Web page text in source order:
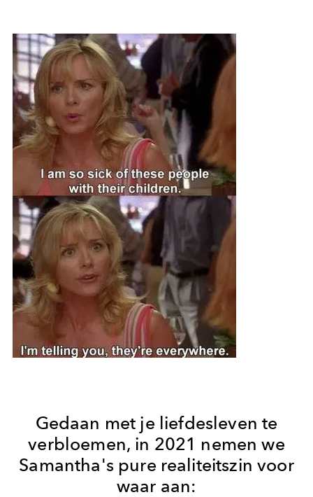
Gedaan met je liefdesleven te
verbloemen, in 2021 nemen we
Samantha's pure realiteitszin voor
waar aan: